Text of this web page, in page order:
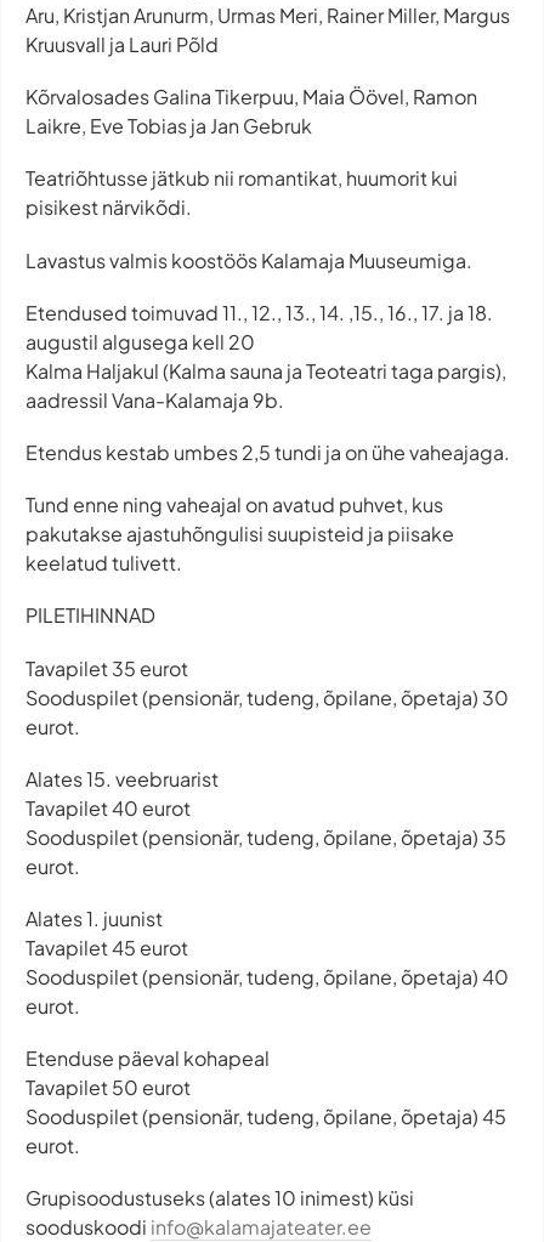
Aru, Kristjan Arunurm, Urmas Meri, Rainer Miller, Margus
Kruusvall ja Lauri Põld
Kõrvalosades Galina Tikerpuu, Maia Öövel, Ramon
Laikre, Eve Tobias ja Jan Gebruk
Teatriõhtusse jätkub nii romantikat, huumorit kui
pisikest närvikõdi.
Lavastus valmis koostöös Kalamaja Muuseumiga.
Etendused toimuvad 11., 12., 13., 14. ,15., 16., 17. ja 18.
augustil algusega kell 20
Kalma Haljakul (Kalma sauna ja Teoteatri taga pargis),
aadressil Vana-Kalamaja 9b.
Etendus kestab umbes 2,5 tundi ja on ühe vaheajaga.
Tund enne ning vaheajal on avatud puhvet, kus
pakutakse ajastuhõngulisi suupisteid ja piisake
keelatud tulivett.
PILETIHINNAD
Tavapilet 35 eurot
Sooduspilet (pensionär, tudeng, õpilane, õpetaja) 30
eurot.
Alates 15. veebruarist
Tavapilet 40 eurot
Sooduspilet (pensionär, tudeng, õpilane, õpetaja) 35
eurot.
Alates 1. juunist
Tavapilet 45 eurot
Sooduspilet (pensionär, tudeng, õpilane, õpetaja) 40
eurot.
Etenduse päeval kohapeal
Tavapilet 50 eurot
Sooduspilet (pensionär, tudeng, õpilane, õpetaja) 45
eurot.
Grupisoodustuseks (alates 10 inimest) küsi
sooduskoodi info@kalamajateater.ee